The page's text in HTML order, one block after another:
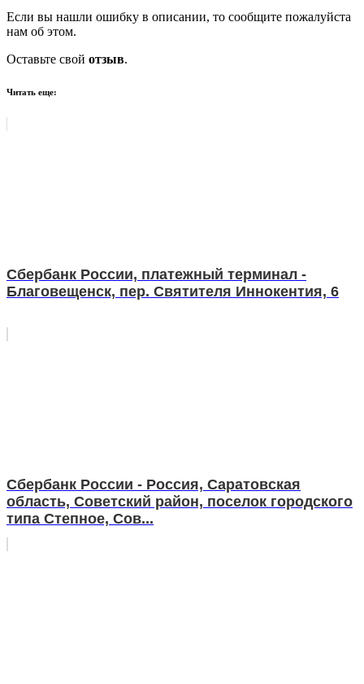
Если вы нашли ошибку в описании, то сообщите пожалуйста
нам об этом.
Оставьте свой отзыв.
Читать еще:
Сбербанк России, платежный терминал -
Благовещенск, пер. Святителя Иннокентия, 6
Сбербанк России - Россия, Саратовская
область, Советский район, поселок городского
типа Степное, Сов...